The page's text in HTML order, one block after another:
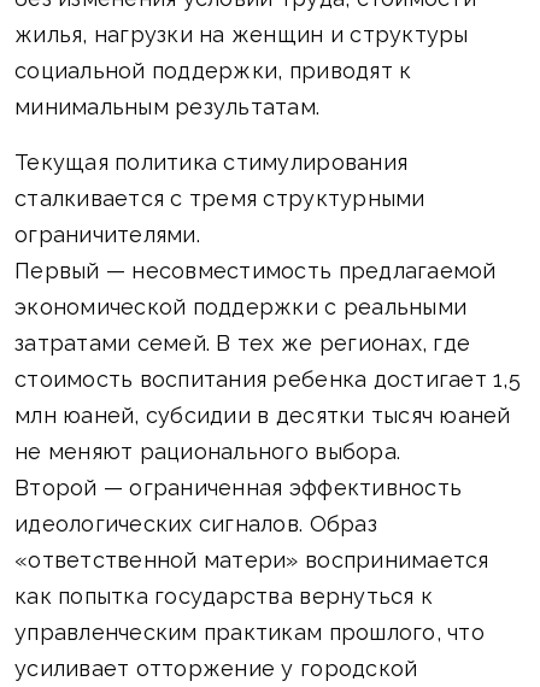
жилья, нагрузки на женщин и структуры
социальной поддержки, приводят к
минимальным результатам.
Текущая политика стимулирования
сталкивается с тремя структурными
ограничителями.
Первый — несовместимость предлагаемой
экономической поддержки с реальными
затратами семей. В тех же регионах, где
стоимость воспитания ребенка достигает 1,5
млн юаней, субсидии в десятки тысяч юаней
не меняют рационального выбора.
Второй — ограниченная эффективность
идеологических сигналов. Образ
«ответственной матери» воспринимается
как попытка государства вернуться к
управленческим практикам прошлого, что
усиливает отторжение у городской